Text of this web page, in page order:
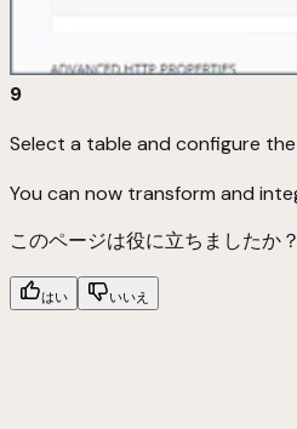
9
Select a table and configure
You can now transform and
このページは役に立ちましたか？
はい いいえ